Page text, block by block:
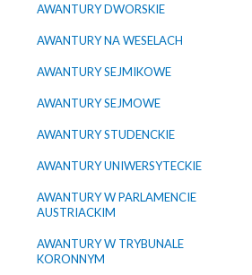
AWANTURY DWORSKIE
AWANTURY NA WESELACH
AWANTURY SEJMIKOWE
AWANTURY SEJMOWE
AWANTURY STUDENCKIE
AWANTURY UNIWERSYTECKIE
AWANTURY W PARLAMENCIE
AUSTRIACKIM
AWANTURY W TRYBUNALE
KORONNYM